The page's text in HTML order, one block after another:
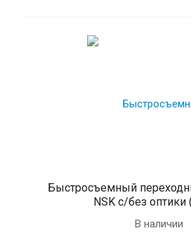
Быстросъемный
NSK с/без оптики
В наличии